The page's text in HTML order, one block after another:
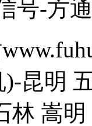
号-方
昆明
林 嵩